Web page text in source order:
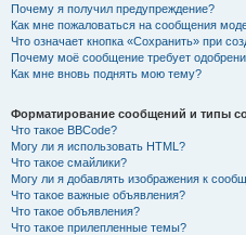
Почему я получил предупреждение?
Как мне пожаловаться на сообщения
Что означает кнопка «Сохранить» при
Почему моё сообщение требует
Как мне вновь поднять мою тему?
Форматирование сообщений и типы
Что такое BBCode?
Могу ли я использовать HTML?
Что такое смайлики?
Могу ли я добавлять изображения к
Что такое важные объявления?
Что такое объявления?
Что такое прилепленные темы?